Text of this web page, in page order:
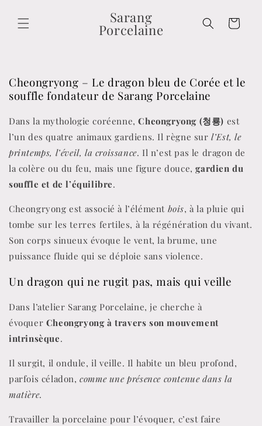
au
Sarang
Porcelaine Panier
Cheongryong – Le dragon bleu de Corée et le
souffle fondateur de Sarang Porcelaine
Dans la mythologie coréenne,Cheongryong (청룡) est
l’un des quatre animaux gardiens. Il règne surl’Est, le
printemps, l’éveil, la croissance. Il n’est pas le dragon de
la colère ou du feu, mais une figure douce,gardien du
souffle et de l’équilibre.
Cheongryong est associé à l’élément bois, à la pluie qui
tombe sur les terres fertiles, à la régénération du vivant.
Son corps sinueux évoque le vent, la brume, une
puissance fluide qui se déploie sans violence.
Un dragon qui ne rugit pas, mais qui veille
Dans l’atelier Sarang Porcelaine, je cherche à
évoquer Cheongryong à travers son mouvement
intrinsèque.
Il surgit, il ondule, il veille. Il habite un bleu profond,
parfois céladon,comme une présence contenue dans la
matière.
Travailler la porcelaine pour l’évoquer, c’est faire